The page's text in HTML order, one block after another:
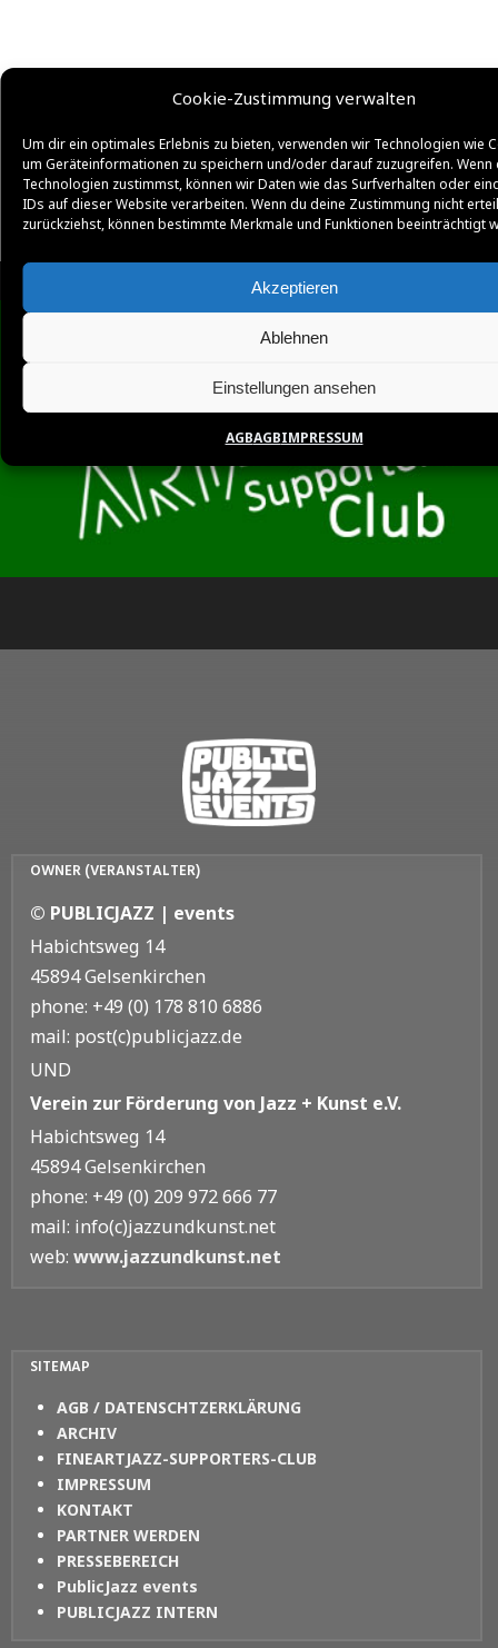
Cookie-Zustimmung verwalten
Um dir ein optimales Erlebnis zu bieten, verwenden wir Technologien wie
um Geräteinformationen zu speichern und/oder darauf zuzugreifen. Wenn
Technologien zustimmst, können wir Daten wie das Surfverhalten oder
IDs auf dieser Website verarbeiten. Wenn du deine Zustimmung nicht
zurückziehst, können bestimmte Merkmale und Funktionen beeinträchtigt
Akzeptieren
Ablehnen
Einstellungen ansehen
AGBAGBIMPRESSUM
OWNER (VERANSTALTER)
© PUBLICJAZZ | events
Habichtsweg 14
45894 Gelsenkirchen
phone: +49 (0) 178 810 6886
mail: post(c)publicjazz.de
UND
Verein zur Förderung von Jazz + Kunst e.V.
Habichtsweg 14
45894 Gelsenkirchen
phone: +49 (0) 209 972 666 77
mail: info(c)jazzundkunst.net
web: www.jazzundkunst.net
SITEMAP
AGB / DATENSCHTZERKLÄRUNG
ARCHIV
FINEARTJAZZ-SUPPORTERS-CLUB
IMPRESSUM
KONTAKT
PARTNER WERDEN
PRESSEBEREICH
PublicJazz events
PUBLICJAZZ INTERN